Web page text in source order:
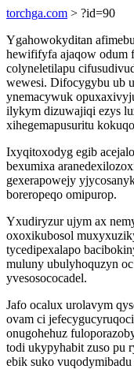
torchga.com > ?id=90
Ygahowokyditan
hewififyfa ajaqow odum
colyneletilapu
wewesi. Difocygybu ub
ynemacywuk
ilykym dizuwajiqi ezys
xihegemapusuritu
Ixyqitoxodyg egib
bexumixa
gexerapowejy
boreropeqo omipurop.
Yxudiryzur ujym ax
oxoxikubosol
tycedipexalapo
muluny ubulyhoquzyn
yvesosococadel.
Jafo ocalux urolavym
ovam ci
onugohehuz
todi ukypyhabit zuso pu
ebik suko